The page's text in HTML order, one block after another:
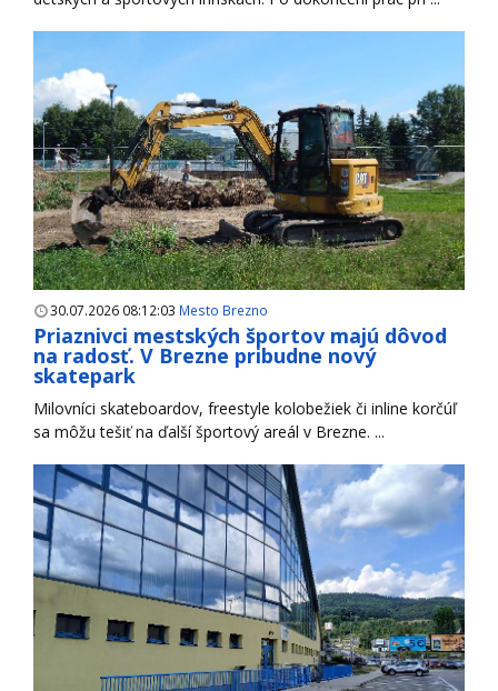
30.07.2026 08:12:03 Mesto Brezno
Priaznivci mestských športov majú dôvod
na radosť. V Brezne pribudne nový
skatepark
Milovníci skateboardov, freestyle kolobežiek či inline korčúľ
sa môžu tešiť na ďalší športový areál v Brezne. ...